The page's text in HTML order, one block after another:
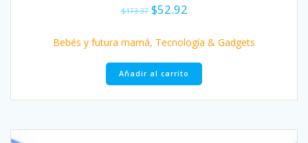
$173.37 El
original
era:
$173.37.
$52.92El
actual
es:
$52.92.
Bebés y futura mamá, Tecnología & Gadgets
Añadir al carrito